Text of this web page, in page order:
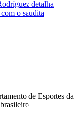
detalha
o saudita
de Esportes da